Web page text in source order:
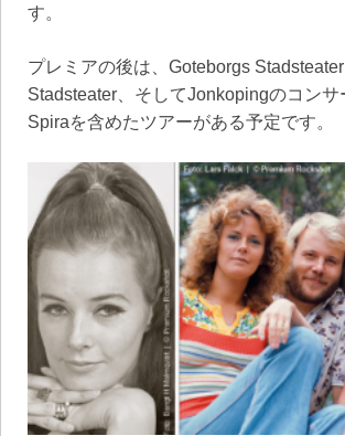
す。
プレミアの後は、Goteborgs
Stadsteater、そしてJonkopingのコンサ
Spiraを含めたツアーがある予定です。